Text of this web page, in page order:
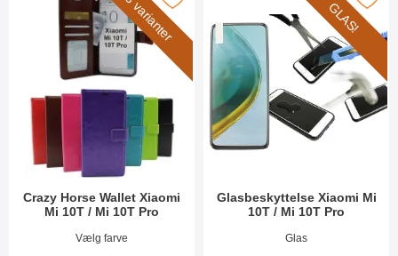
3 varianter
Crazy Horse Wallet Xiaomi
Mi 10T / Mi 10T Pro
Varenr 38696Vælg farve
GLAS!
Glasbeskyttelse Xiaomi Mi
10T / Mi 10T Pro
Varenr 38073Glas